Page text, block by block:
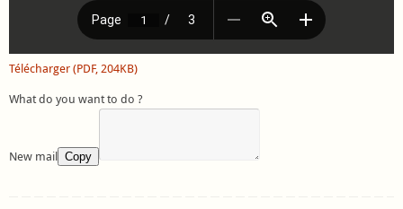
Télécharger (PDF, 204KB)
What do you want to do ?
New mail Copy